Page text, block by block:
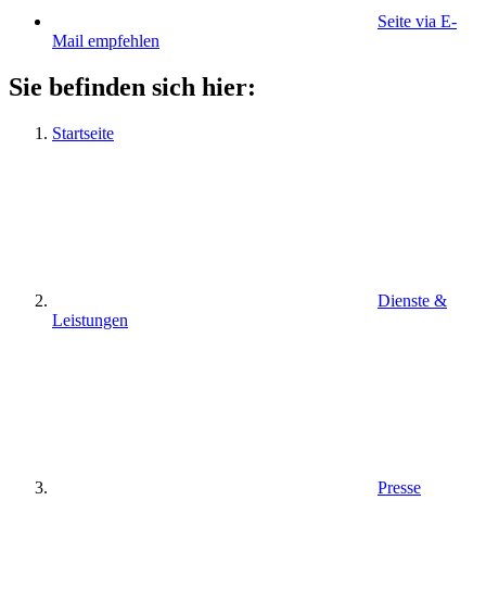
Seite via E-
Mail empfehlen
Sie befinden sich hier:
Startseite
Dienste &
Leistungen
Presse